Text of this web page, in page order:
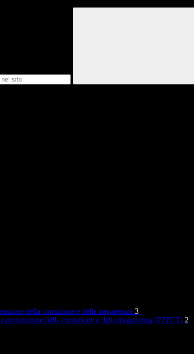
della corruzione e della trasparenza 3
prevenzione della corruzione e della trasparenza (PTPCT) 2